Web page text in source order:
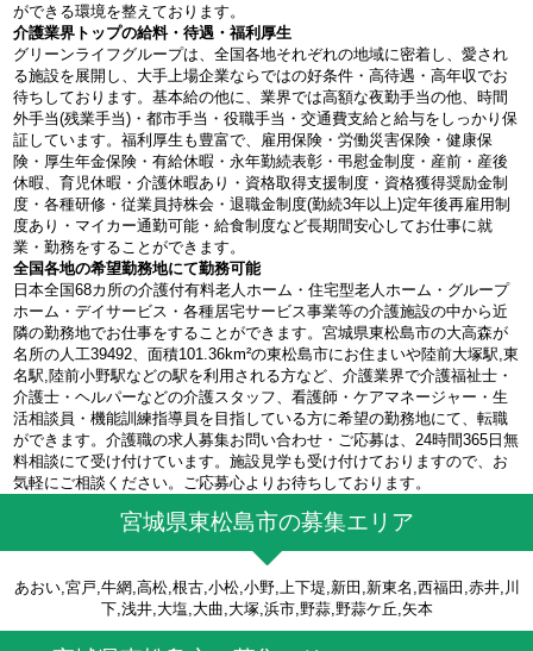
ができる環境を整えております。
介護業界トップの給料・待遇・福利厚生
グリーンライフグループは、全国各地それぞれの地域に密着し、愛され
る施設を展開し、大手上場企業ならではの好条件・高待遇・高年収でお
待ちしております。基本給の他に、業界では高額な夜勤手当の他、時間
外手当(残業手当)・都市手当・役職手当・交通費支給と給与をしっかり保
証しています。福利厚生も豊富で、雇用保険・労働災害保険・健康保
険・厚生年金保険・有給休暇・永年勤続表彰・弔慰金制度・産前・産後
休暇、育児休暇・介護休暇あり・資格取得支援制度・資格獲得奨励金制
度・各種研修・従業員持株会・退職金制度(勤続3年以上)定年後再雇用制
度あり・マイカー通勤可能・給食制度など長期間安心してお仕事に就
業・勤務をすることができます。
全国各地の希望勤務地にて勤務可能
日本全国68カ所の介護付有料老人ホーム・住宅型老人ホーム・グループ
ホーム・デイサービス・各種居宅サービス事業等の介護施設の中から近
隣の勤務地でお仕事をすることができます。宮城県東松島市の大高森が
名所の人工39492、面積101.36km²の東松島市にお住まいや陸前大塚駅,東
名駅,陸前小野駅などの駅を利用される方など、介護業界で介護福祉士・
介護士・ヘルパーなどの介護スタッフ、看護師・ケアマネージャー・生
活相談員・機能訓練指導員を目指している方に希望の勤務地にて、転職
ができます。介護職の求人募集お問い合わせ・ご応募は、24時間365日無
料相談にて受け付けています。施設見学も受け付けておりますので、お
気軽にご相談ください。ご応募心よりお待ちしております。
宮城県東松島市の募集エリア
あおい,宮戸,牛網,高松,根古,小松,小野,上下堤,新田,新東名,西福田,赤井,川
下,浅井,大塩,大曲,大塚,浜市,野蒜,野蒜ケ丘,矢本